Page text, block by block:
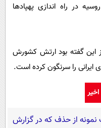
در راه اندازی پهپادها
این گفته بود ارتش کشورش
از حذف که در گزارش